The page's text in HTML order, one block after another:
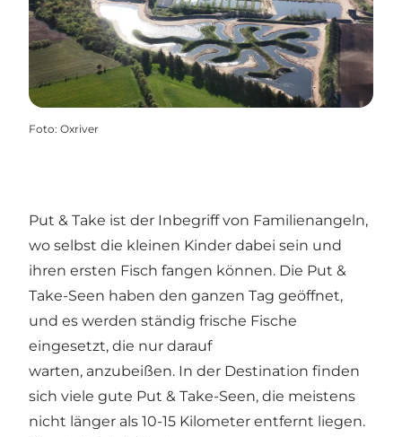
Foto: Oxriver
Put & Take ist der Inbegriff von Familienangeln,
wo selbst die kleinen Kinder dabei sein und
ihren ersten Fisch fangen können. Die Put &
Take-Seen haben den ganzen Tag geöffnet,
und es werden ständig frische Fische
eingesetzt, die nur darauf
warten, anzubeißen. In der Destination finden
sich viele gute Put & Take-Seen, die meistens
nicht länger als 10-15 Kilometer entfernt liegen.